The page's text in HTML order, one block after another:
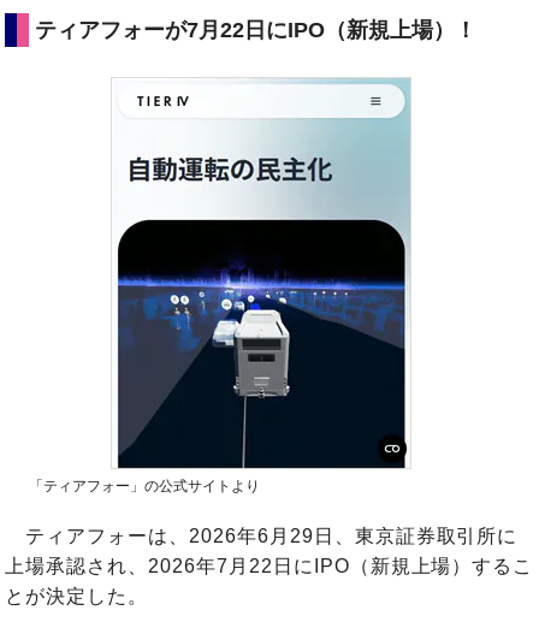
ティアフォーが7月22日にIPO（新規上場）！
「ティアフォー」の公式サイトより
ティアフォーは、2026年6月29日、東京証券取引所に
上場承認され、2026年7月22日にIPO（新規上場）するこ
とが決定した。